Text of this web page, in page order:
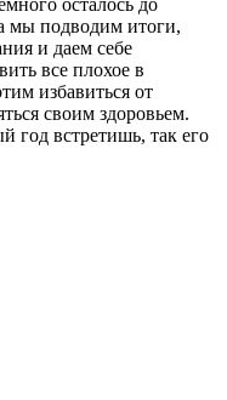
осталось до
мы подводим итоги,
и даем себе
все плохое в
избавиться от
своим здоровьем.
год встретишь, так его